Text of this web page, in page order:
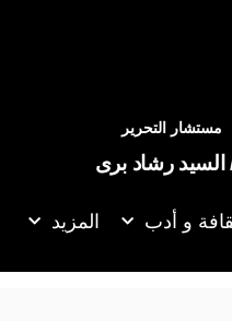
مستشار التحرير
السيد رشاد برى
و أدب المزيد